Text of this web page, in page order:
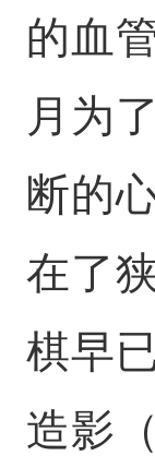
的血
月为
断的
在了
棋早
造影